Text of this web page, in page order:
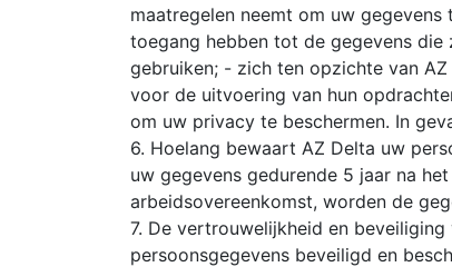
maatregelen neemt om uw
toegang hebben tot de gegevens
gebruiken; - zich ten opzichte van
voor de uitvoering van hun
om uw privacy te beschermen. In
6. Hoelang bewaart AZ Delta uw
uw gegevens gedurende 5 jaar na
arbeidsovereenkomst, worden de
7. De vertrouwelijkheid en
persoonsgegevens beveiligd en